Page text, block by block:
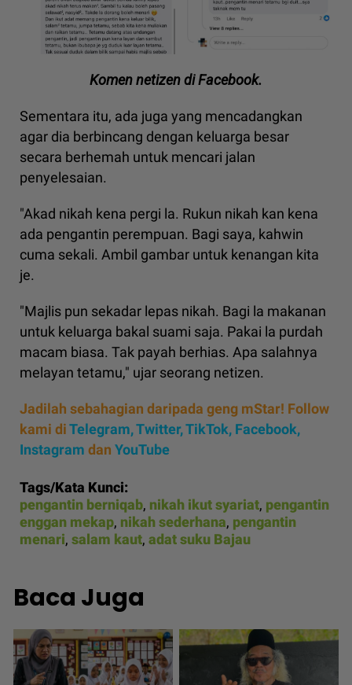
Komen netizen di Facebook.
Sementara itu, ada juga yang mencadangkan
agar dia berbincang dengan keluarga besar
secara berhemah untuk mencari jalan
penyelesaian.
"Akad nikah kena pergi la. Rukun nikah kan kena
ada pengantin perempuan. Bagi saya, kahwin
cuma sekali. Ambil gambar untuk kenangan kita
je.
"Majlis pun sekadar lepas nikah. Bagi la makanan
untuk keluarga bakal suami saja. Pakai la purdah
macam biasa. Tak payah berhias. Apa salahnya
melayan tetamu," ujar seorang netizen.
Jadilah sebahagian daripada geng mStar! Follow
kami diTelegram,Twitter,TikTok, Facebook,
Instagram dan YouTube
Tags/Kata Kunci:
pengantin berniqab, nikah ikut syariat, pengantin
enggan mekap, nikah sederhana, pengantin
menari, salam kaut, adat suku Bajau
Baca Juga